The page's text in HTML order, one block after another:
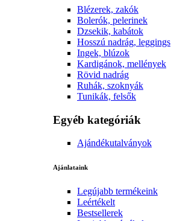
Blézerek, zakók
Bolerók, pelerinek
Dzsekik, kabátok
Hosszú nadrág, leggings
Ingek, blúzok
Kardigánok, mellények
Rövid nadrág
Ruhák, szoknyák
Tunikák, felsők
Egyéb kategóriák
Ajándékutalványok
Ajánlataink
Legújabb termékeink
Leértékelt
Bestsellerek